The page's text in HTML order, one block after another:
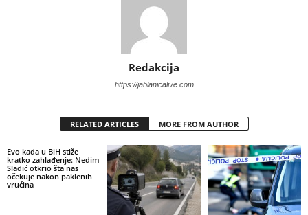
Redakcija
https://jablanicalive.com
RELATED ARTICLES MORE FROM AUTHOR
Evo kada u BiH stiže
kratko zahlađenje: Nedim
Sladić otkrio šta nas
očekuje nakon paklenih
vrućina